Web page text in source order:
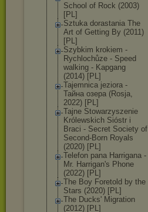
School of Rock (2003)
[PL]
Sztuka dorastania The
Art of Getting By (2011)
[PL]
Szybkim krokiem -
Rychlochůze - Speed
walking - Kapgang
(2014) [PL]
Tajemnica jeziora -
Тайна озера (Rosja,
2022) [PL]
Tajne Stowarzyszenie
Królewskich Sióstr i
Braci - Secret Society of
Second-Born Royals
(2020) [PL]
Telefon pana Harrigana -
Mr. Harrigan's Phone
(2022) [PL]
The Boy Foretold by the
Stars (2020) [PL]
The Ducks' Migration
(2012) [PL]